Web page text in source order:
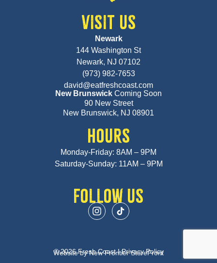
VISIT US
Newark
144 Washington St
Newark, NJ 07102
(973) 982-7653
david@eatfreshcoast.com
New Brunswick Coming Soon
90 New Street
New Brunswick, NJ 08901
HOURS
Monday-Friday: 8AM – 9PM
Saturday-Sunday: 11AM – 9PM
FOLLOW US
© 2026 Fresh Coast IPrivacy Policy
Website byNew Frontier StoreFront